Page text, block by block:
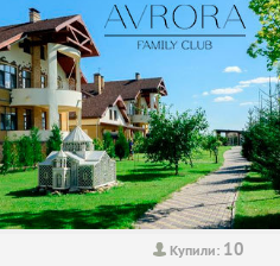
Купили: 10